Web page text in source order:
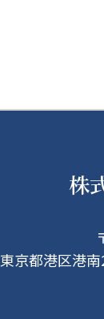
株
東京都港区港